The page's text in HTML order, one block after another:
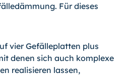
Für dieses
vier Gefälleplatten plus
denen sich auch komplexe
realisieren lassen,